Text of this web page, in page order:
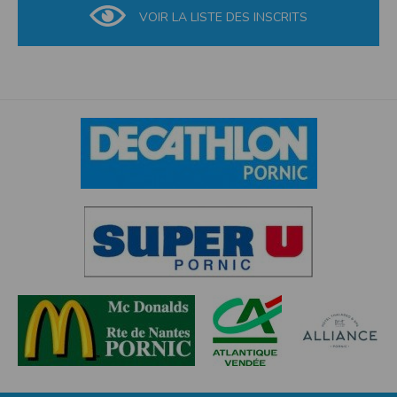
VOIR LA LISTE DES INSCRITS
des informations à partir des photos que vous partagez.
Traduction in English :
This app requires camera permissions if the user is interested in uploading a
photo to the gallery. We collect information from the photos you share. This app
Payment information
debit cards will be collected.